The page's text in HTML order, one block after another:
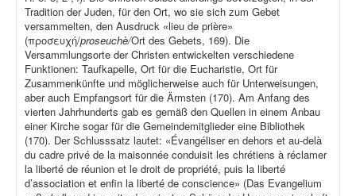
Tradition der Juden, für den Ort, wo sie sich zum Gebet
versammelten, den Ausdruck «lieu de prière»
(προσευχή/proseuchè/Ort des Gebets, 169). Die
Versammlungsorte der Christen entwickelten verschiedene
Funktionen: Taufkapelle, Ort für die Eucharistie, Ort für
Zusammenkünfte und möglicherweise auch für Unterweisungen,
aber auch Empfangsort für die Ärmsten (170). Am Anfang des
vierten Jahrhunderts gab es gemäß den Quellen in einem Anbau
einer Kirche sogar für die Gemeindemitglieder eine Bibliothek
(170). Der Schlusssatz lautet: «Évangéliser en dehors et au-delà
du cadre privé de la maisonnée conduisit les chrétiens à réclamer
la liberté de réunion et le droit de propriété, puis la liberté
d’association et enfin la liberté de conscience» (Das Evangelium